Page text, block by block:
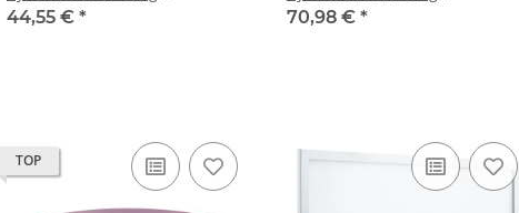
295x295mm 13,2W 1140lm RGB+
44,55 € *
450x450mm 19W 1690lm RGB+
70,98 € *
TOP